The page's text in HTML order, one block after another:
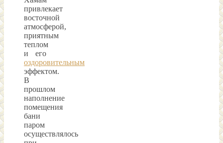
привлекает
восточной
атмосферой,
приятным
теплом
и его
оздоровительным
эффектом.
В
прошлом
наполнение
помещения
бани
паром
осуществлялось